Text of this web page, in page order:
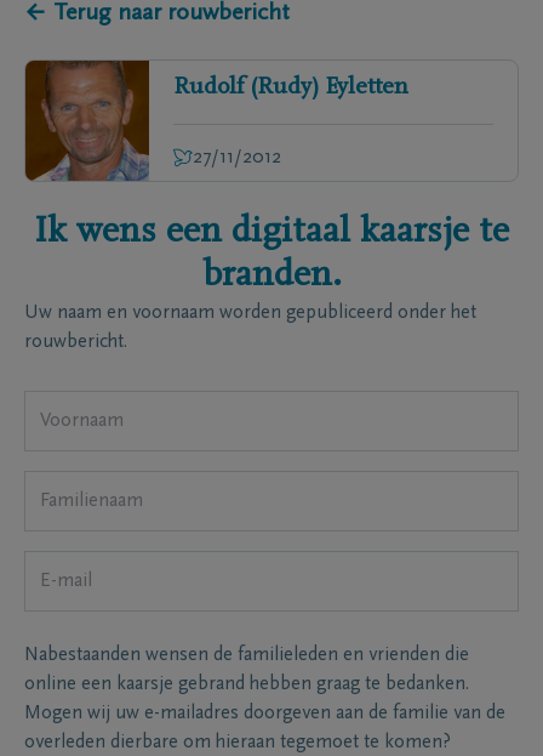
← Terug naar rouwbericht
Rudolf (Rudy) Eyletten
27/11/2012
Ik wens een digitaal kaarsje te
branden.
Uw naam en voornaam worden gepubliceerd onder het
rouwbericht.
Nabestaanden wensen de familieleden en vrienden die
online een kaarsje gebrand hebben graag te bedanken.
Mogen wij uw e-mailadres doorgeven aan de familie van de
overleden dierbare om hieraan tegemoet te komen?